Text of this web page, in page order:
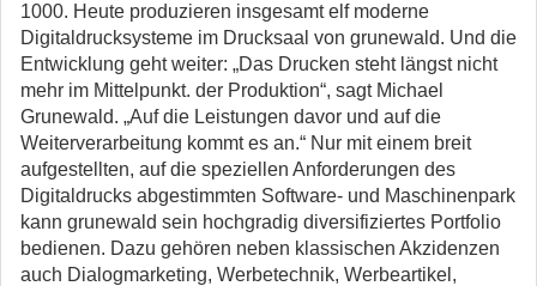
1000. Heute produzieren insgesamt elf moderne
Digitaldrucksysteme im Drucksaal von grunewald. Und die
Entwicklung geht weiter: „Das Drucken steht längst nicht
mehr im Mittelpunkt. der Produktion“, sagt Michael
Grunewald. „Auf die Leistungen davor und auf die
Weiterverarbeitung kommt es an.“ Nur mit einem breit
aufgestellten, auf die speziellen Anforderungen des
Digitaldrucks abgestimmten Software- und Maschinenpark
kann grunewald sein hochgradig diversifiziertes Portfolio
bedienen. Dazu gehören neben klassischen Akzidenzen
auch Dialogmarketing, Werbetechnik, Werbeartikel,